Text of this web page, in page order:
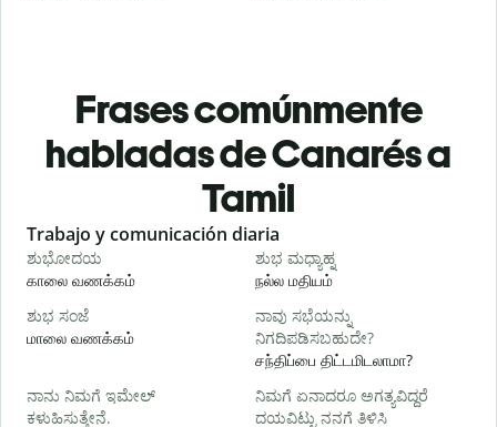
Frases comúnmente
habladas de Canarés a
Tamil
Slide 1 of 6
Trabajo y comunicación diaria
ಶುಭೋದಯ
காலை வணக்கம்
ಶುಭ ಮಧ್ಯಾಹ್ನ
நல்ல மதியம்
ಶುಭ ಸಂಜೆ
மாலை வணக்கம்
ನಾವು ಸಭೆಯನ್ನು
ನಿಗದಿಪಡಿಸಬಹುದೇ?
சந்திப்பை திட்டமிடலாமா?
ನಾನು ನಿಮಗೆ ಇಮೇಲ್
ಕಳುಹಿಸುತ್ತೇನೆ.
ನಿಮಗೆ ಏನಾದರೂ ಅಗತ್ಯವಿದ್ದರೆ
ದಯವಿಟ್ಟು ನನಗೆ ತಿಳಿಸಿ